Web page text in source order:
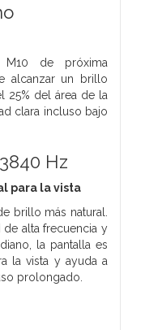
de próxima
alcanzar un brillo
25% del área de la
clara incluso bajo
Hz
para la vista
brillo más natural.
alta frecuencia y
la pantalla es
la vista y ayuda a
prolongado.